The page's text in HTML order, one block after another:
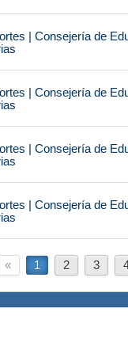
| Consejería de
| Consejería de
| Consejería de
| Consejería de
« 1 2 3